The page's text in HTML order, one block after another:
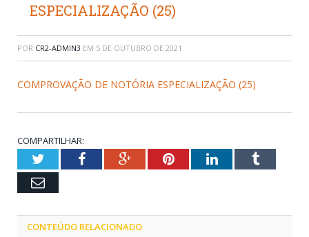
ESPECIALIZAÇÃO (25)
POR CR2-ADMIN3 EM 5 DE OUTUBRO DE 2021
COMPROVAÇÃO DE NOTÓRIA ESPECIALIZAÇÃO (25)
COMPARTILHAR:
TwitterFacebookGoogle+PinterestLinkedInTumblr
Email
CONTEÚDO RELACIONADO